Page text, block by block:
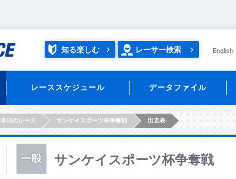
知る楽しむ レーサー検索 English
レーススケジュール データファイル
本日のレース サンケイスポーツ杯争奪戦 出走表
サンケイスポーツ杯争奪戦